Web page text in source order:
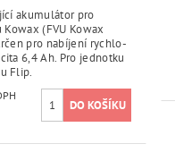
akumulátor pro
(FVU Kowax
pro nabíjení rychlo-
6,4 Ah. Pro jednotku
Flip.
DPH